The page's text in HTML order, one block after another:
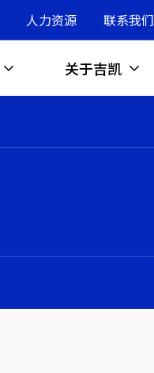
人力资源 联系我们
关于吉凯